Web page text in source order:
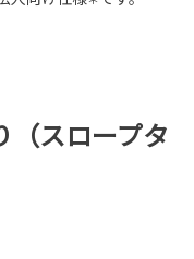
（スロープタ